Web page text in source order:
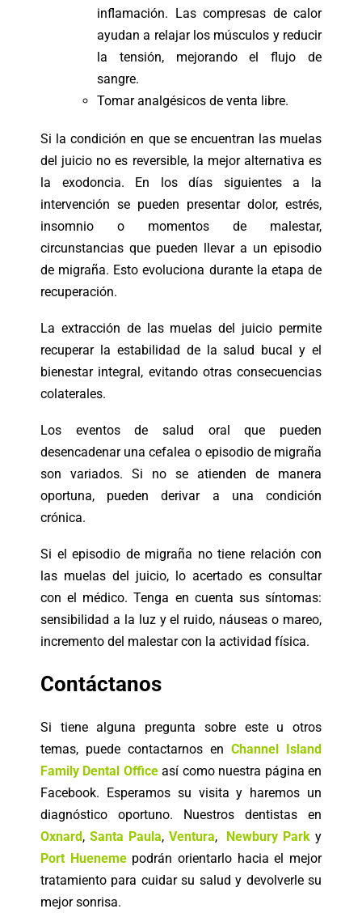
inflamación. Las compresas de calor
ayudan a relajar los músculos y reducir
la tensión, mejorando el flujo de
sangre.
Tomar analgésicos de venta libre.
Si la condición en que se encuentran las muelas
del juicio no es reversible, la mejor alternativa es
la exodoncia. En los días siguientes a la
intervención se pueden presentar dolor, estrés,
insomnio o momentos de malestar,
circunstancias que pueden llevar a un episodio
de migraña. Esto evoluciona durante la etapa de
recuperación.
La extracción de las muelas del juicio permite
recuperar la estabilidad de la salud bucal y el
bienestar integral, evitando otras consecuencias
colaterales.
Los eventos de salud oral que pueden
desencadenar una cefalea o episodio de migraña
son variados. Si no se atienden de manera
oportuna, pueden derivar a una condición
crónica.
Si el episodio de migraña no tiene relación con
las muelas del juicio, lo acertado es consultar
con el médico. Tenga en cuenta sus síntomas:
sensibilidad a la luz y el ruido, náuseas o mareo,
incremento del malestar con la actividad física.
Contáctanos
Si tiene alguna pregunta sobre este u otros
temas, puede contactarnos en Channel Island
Family Dental Office así como nuestra página en
Facebook. Esperamos su visita y haremos un
diagnóstico oportuno. Nuestros dentistas en
Oxnard, Santa Paula, Ventura, Newbury Park y
Port Hueneme podrán orientarlo hacia el mejor
tratamiento para cuidar su salud y devolverle su
mejor sonrisa.